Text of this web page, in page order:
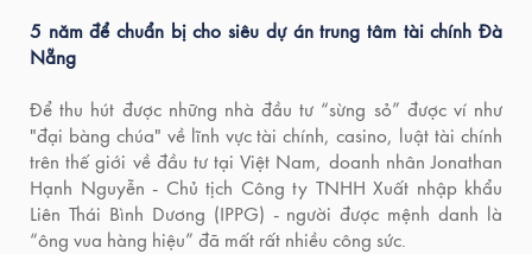
5 năm để chuẩn bị cho siêu dự án trung tâm tài chính Đà
Nẵng
Để thu hút được những nhà đầu tư “sừng sỏ” được ví như
"đại bàng chúa" về lĩnh vực tài chính, casino, luật tài chính
trên thế giới về đầu tư tại Việt Nam, doanh nhân Jonathan
Hạnh Nguyễn - Chủ tịch Công ty TNHH Xuất nhập khẩu
Liên Thái Bình Dương (IPPG) - người được mệnh danh là
“ông vua hàng hiệu” đã mất rất nhiều công sức.